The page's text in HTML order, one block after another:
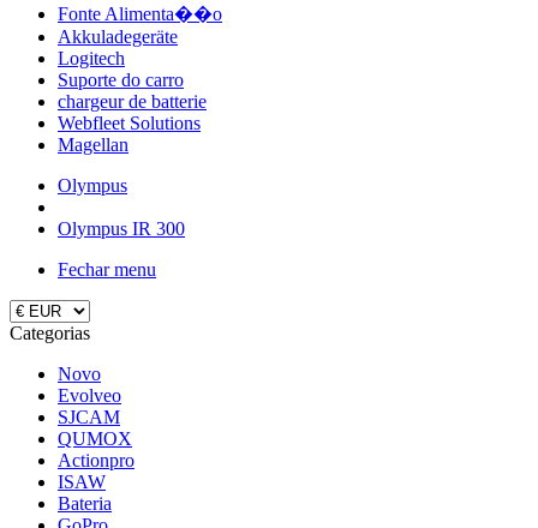
Fonte Alimenta��o
Akkuladegeräte
Logitech
Suporte do carro
chargeur de batterie
Webfleet Solutions
Magellan
Olympus
Olympus IR 300
Fechar menu
Categorias
Novo
Evolveo
SJCAM
QUMOX
Actionpro
ISAW
Bateria